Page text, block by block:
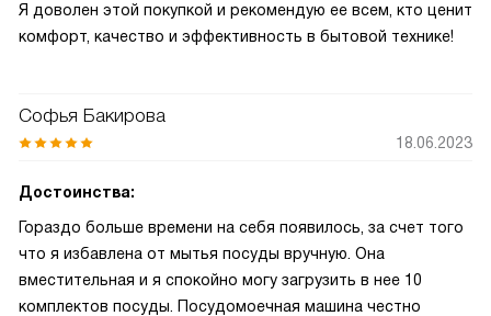
Я доволен этой покупкой и рекомендую ее всем, кто ценит
комфорт, качество и эффективность в бытовой технике!
Софья Бакирова
18.06.2023
Достоинства:
Гораздо больше времени на себя появилось, за счет того
что я избавлена от мытья посуды вручную. Она
вместительная и я спокойно могу загрузить в нее 10
комплектов посуды. Посудомоечная машина честно